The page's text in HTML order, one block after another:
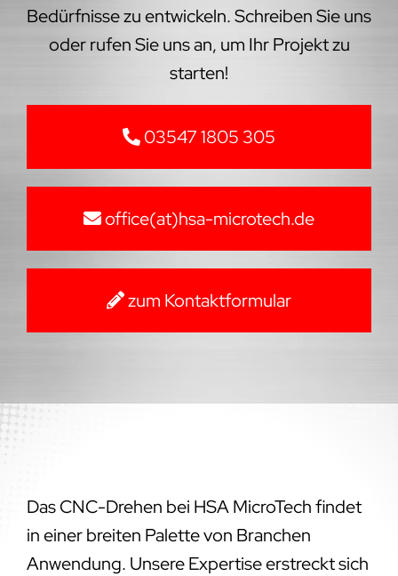
Bedürfnisse zu entwickeln. Schreiben Sie uns
oder rufen Sie uns an, um Ihr Projekt zu
starten!
03547 1805 305
office(at)hsa-microtech.de
zum Kontaktformular
Das CNC-Drehen bei HSA MicroTech findet
in einer breiten Palette von Branchen
Anwendung. Unsere Expertise erstreckt sich